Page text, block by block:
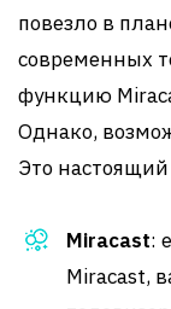
повезло в
современных
функцию
Однако,
Это
Miracast:
Miracast,